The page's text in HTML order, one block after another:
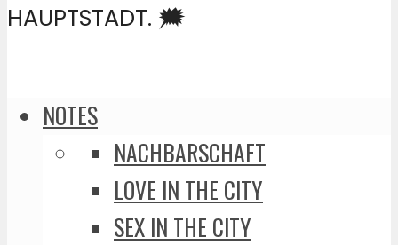
HAUPTSTADT. 🗯️
NOTES
NACHBARSCHAFT
LOVE IN THE CITY
SEX IN THE CITY